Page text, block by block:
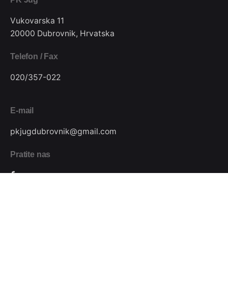
Vukovarska 11
20000 Dubrovnik, Hrvatska
Telefon / Fax
020/357-022
E-mail
pkjugdubrovnik@gmail.com
Pratite nas